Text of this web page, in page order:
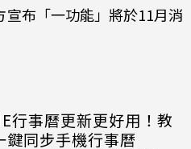
宣布「一功能」將於11月消
行事曆更新更好用！教
鍵同步手機行事曆